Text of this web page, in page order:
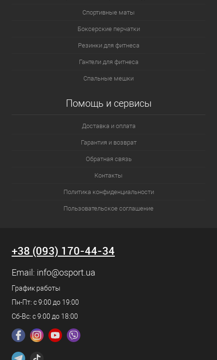
Спортивные маты
Боксерские перчатки
Резинки для фитнеса
Гантели для фитнеса
Спальные мешки
Помощь и сервисы
Доставка и оплата
Гарантия и возврат
Обратная связь
Контакты
Политика конфиденциальности
Пользовательское соглашение
+38 (093) 170-44-34
Email: info@osport.ua
График работы
Пн-Пт: с 9:00 до 19:00
Сб-Вс: с 9:00 до 18:00